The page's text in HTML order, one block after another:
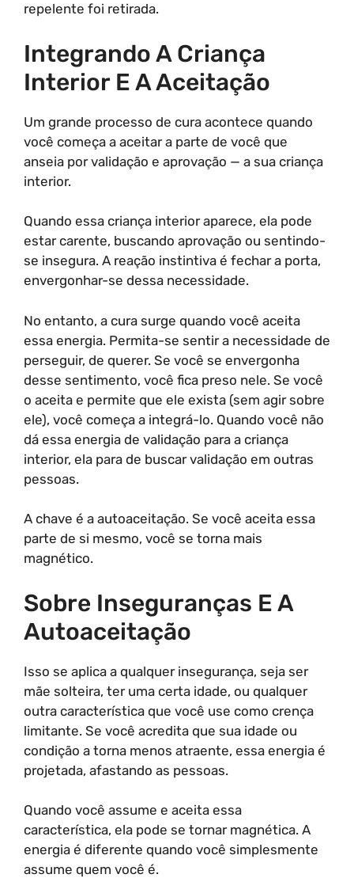
repelente foi retirada.
Integrando A Criança
Interior E A Aceitação
Um grande processo de cura acontece quando
você começa a aceitar a parte de você que
anseia por validação e aprovação — a sua criança
interior.
Quando essa criança interior aparece, ela pode
estar carente, buscando aprovação ou sentindo-
se insegura. A reação instintiva é fechar a porta,
envergonhar-se dessa necessidade.
No entanto, a cura surge quando você aceita
essa energia. Permita-se sentir a necessidade de
perseguir, de querer. Se você se envergonha
desse sentimento, você fica preso nele. Se você
o aceita e permite que ele exista (sem agir sobre
ele), você começa a integrá-lo. Quando você não
dá essa energia de validação para a criança
interior, ela para de buscar validação em outras
pessoas.
A chave é a autoaceitação. Se você aceita essa
parte de si mesmo, você se torna mais
magnético.
Sobre Inseguranças E A
Autoaceitação
Isso se aplica a qualquer insegurança, seja ser
mãe solteira, ter uma certa idade, ou qualquer
outra característica que você use como crença
limitante. Se você acredita que sua idade ou
condição a torna menos atraente, essa energia é
projetada, afastando as pessoas.
Quando você assume e aceita essa
característica, ela pode se tornar magnética. A
energia é diferente quando você simplesmente
assume quem você é.